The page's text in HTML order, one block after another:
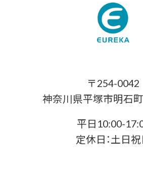
〒254-0042
神奈川県平塚市明石
平日10:00-
定休日：土日